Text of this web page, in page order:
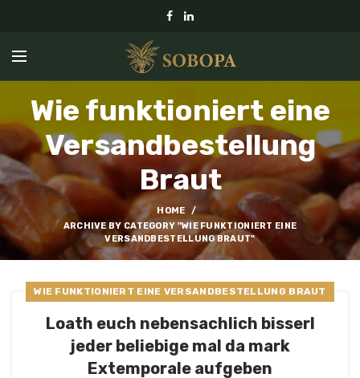
Wie funktioniert eine
Versandbestellung
Braut
HOME
ARCHIVE BY CATEGORY "WIE FUNKTIONIERT EINE
VERSANDBESTELLUNG BRAUT"
WIE FUNKTIONIERT EINE VERSANDBESTELLUNG BRAUT
Loath euch nebensachlich bisserl
jeder beliebige mal da mark
Extemporale aufgeben